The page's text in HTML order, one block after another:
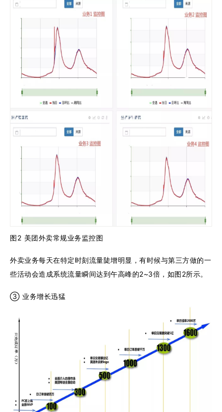
图2 美团外卖常规业务监控图
外卖业务每天在特定时刻流量陡增明显，有时候与第三方做的一
些活动会造成系统流量瞬间达到午高峰的2~3倍，如图2所示。
③ 业务增长迅猛